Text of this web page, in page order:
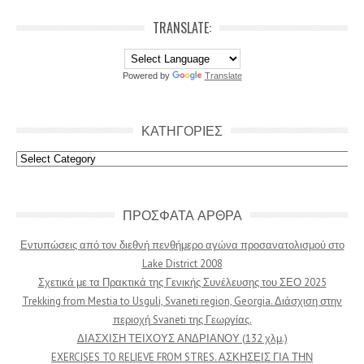
TRANSLATE:
Powered by Translate
ΚΑΤΗΓΟΡΙΕΣ
Κατηγοριες
ΠΡΟΣΦΑΤΑ ΑΡΘΡΑ
Εντυπώσεις από τον διεθνή πενθήμερο αγώνα προσανατολισμού στο
Lake District 2008
Σχετικά με τα Πρακτικά της Γενικής Συνέλευσης του ΣΕΟ 2025
Trekking from Mestia to Usguli, Svaneti region, Georgia. Διάσχιση στην
περιοχή Svaneti της Γεωργίας.
ΔΙΑΣΧΙΣΗ ΤΕΙΧΟΥΣ ΑΝΔΡΙΑΝΟΥ (132 χλμ.)
EXERCISES TO RELIEVE FROM STRES. ΑΣΚΗΣΕΙΣ ΓΙΑ ΤΗΝ